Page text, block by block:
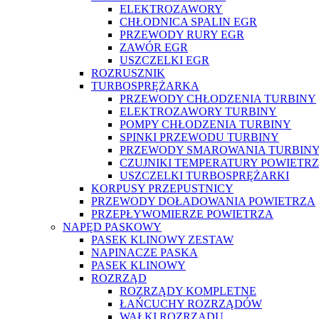
ELEKTROZAWORY
CHŁODNICA SPALIN EGR
PRZEWODY RURY EGR
ZAWÓR EGR
USZCZELKI EGR
ROZRUSZNIK
TURBOSPRĘŻARKA
PRZEWODY CHŁODZENIA TURBINY
ELEKTROZAWORY TURBINY
POMPY CHŁODZENIA TURBINY
SPINKI PRZEWODU TURBINY
PRZEWODY SMAROWANIA
CZUJNIKI TEMPERATURY
USZCZELKI TURBOSPRĘŻARKI
KORPUSY PRZEPUSTNICY
PRZEWODY DOŁADOWANIA POWIETRZA
PRZEPŁYWOMIERZE POWIETRZA
NAPĘD PASKOWY
PASEK KLINOWY ZESTAW
NAPINACZE PASKA
PASEK KLINOWY
ROZRZĄD
ROZRZĄDY KOMPLETNE
ŁAŃCUCHY ROZRZĄDÓW
WAŁKI ROZRZĄDU